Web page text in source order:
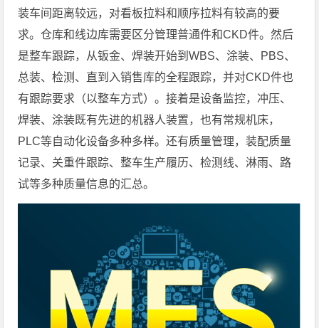
装车间距离较远，对看板拉料和顺序拉料有较高的要
求。仓库和线边库需要区分管理普通件和CKD件。然后
是整车跟踪，从钣金、焊装开始到WBS、涂装、PBS、
总装、检测、直到入销售库的全程跟踪，并对CKD件也
有跟踪要求（以整车方式）。接着是设备监控，冲压、
焊装、涂装既有先进的机器人装置，也有常规机床，
PLC等自动化设备多种多样。还有质量管理，装配质量
记录、关重件跟踪、整车生产履历、检测线、淋雨、路
试等多种质量信息的汇总。